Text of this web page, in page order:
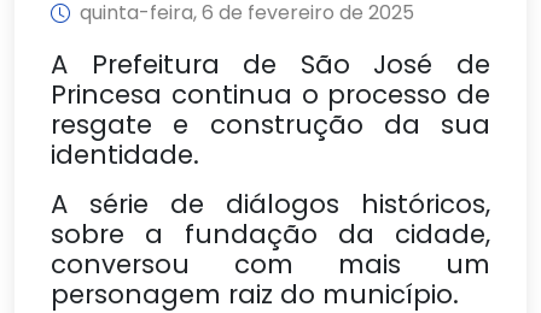
quinta-feira, 6 de fevereiro de 2025
A Prefeitura de São José de
Princesa continua o processo de
resgate e construção da sua
identidade.
A série de diálogos históricos,
sobre a fundação da cidade,
conversou com mais um
personagem raiz do município.